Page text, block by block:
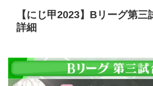
【にじ甲2023】Bリーグ第
詳細